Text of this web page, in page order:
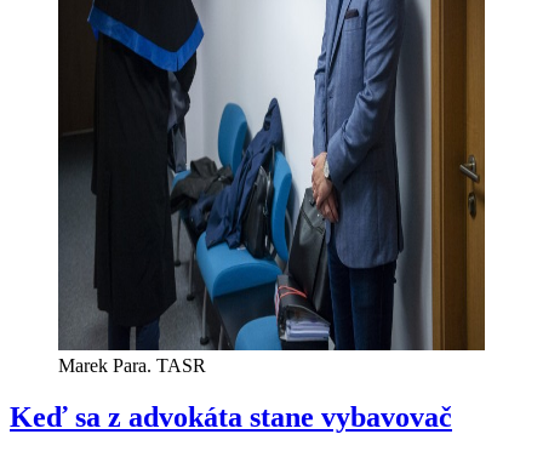
Marek Para. TASR
Keď sa z advokáta stane vybavovač